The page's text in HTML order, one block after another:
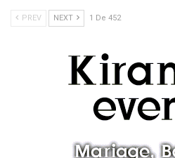
PREV NEXT 1 De 452